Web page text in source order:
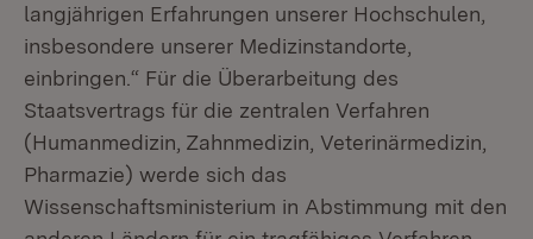
langjährigen Erfahrungen unserer Hochschulen,
insbesondere unserer Medizinstandorte,
einbringen.“ Für die Überarbeitung des
Staatsvertrags für die zentralen Verfahren
(Humanmedizin, Zahnmedizin, Veterinärmedizin,
Pharmazie) werde sich das
Wissenschaftsministerium in Abstimmung mit den